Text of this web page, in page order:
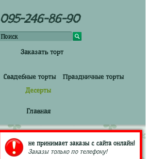
095-246-86-90
Заказать торт
Свадебные торты
Праздничные торты
Десерты
Главная
не принимает заказы с сайта онлайн!
Заказы только по телефону!